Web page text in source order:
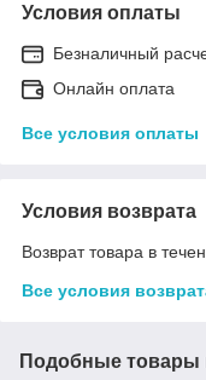
Условия оплаты
Безналичный
Онлайн оплата
Все условия оплаты
Условия возврата
Возврат товара в
Все условия
Подобные товары